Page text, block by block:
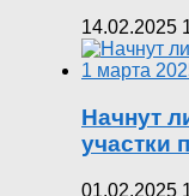
14.02.2025
Начнут
участки
01.02.2025